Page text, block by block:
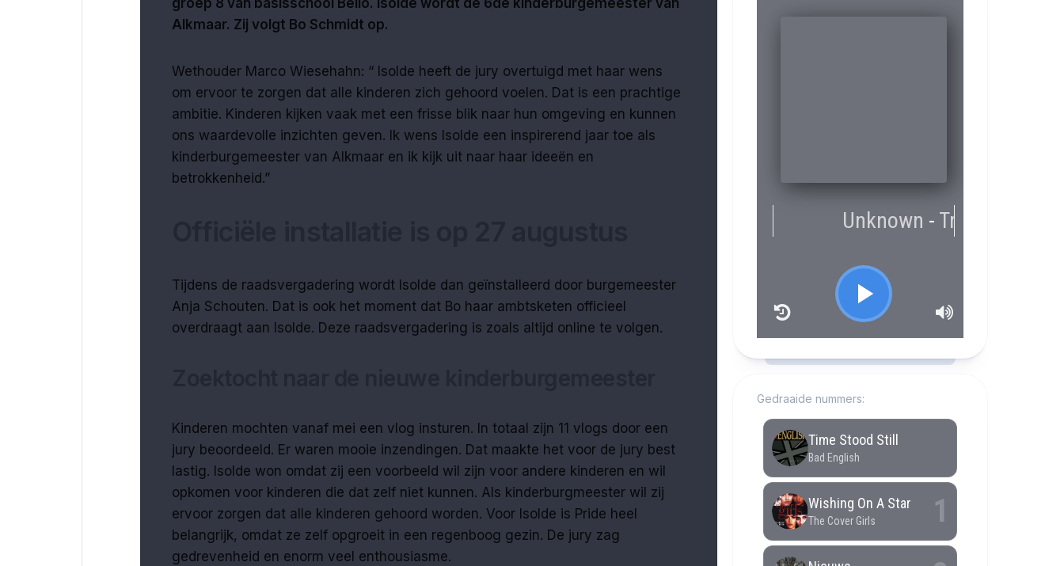
groep 8 van basisschool Bello. Isolde wordt de 6de kinderburgemeester van
Alkmaar. Zij volgt Bo Schmidt op.
Wethouder Marco Wiesehahn: “ Isolde heeft de jury overtuigd met haar wens
om ervoor te zorgen dat alle kinderen zich gehoord voelen. Dat is een prachtige
ambitie. Kinderen kijken vaak met een frisse blik naar hun omgeving en kunnen
ons waardevolle inzichten geven. Ik wens Isolde een inspirerend jaar toe als
kinderburgemeester van Alkmaar en ik kijk uit naar haar ideeën en
betrokkenheid.”
Tijdens de raadsvergadering wordt Isolde dan geïnstalleerd door burgemeester
Anja Schouten. Dat is ook het moment dat Bo haar ambtsketen officieel
overdraagt aan Isolde. Deze raadsvergadering is zoals altijd online te volgen.
Kinderen mochten vanaf mei een vlog insturen. In totaal zijn 11 vlogs door een
jury beoordeeld. Er waren mooie inzendingen. Dat maakte het voor de jury best
lastig. Isolde won omdat zij een voorbeeld wil zijn voor andere kinderen en wil
opkomen voor kinderen die dat zelf niet kunnen. Als kinderburgmeester wil zij
ervoor zorgen dat alle kinderen gehoord worden. Voor Isolde is Pride heel
belangrijk, omdat ze zelf opgroeit in een regenboog gezin. De jury zag
gedrevenheid en enorm veel enthousiasme.
Gedraaide nummers: